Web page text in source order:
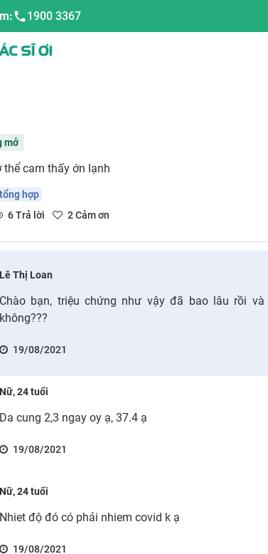
1900 3367
mở
thể cam thấy ớn lạnh
hợp
6Trả lời 2Cảm ơn
Lê Thị Loan
Chào bạn, triệu chứng như vậy đã bao lâu rồi
không???
19/08/2021
Nữ, 24 tuổi
Da cung 2,3 ngay oy ạ, 37.4 ạ
19/08/2021
Nữ, 24 tuổi
Nhiet độ đó có phải nhiem covid k ạ
19/08/2021